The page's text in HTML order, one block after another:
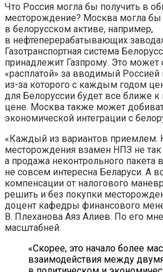
Что Россия могла бы получить в
месторождение? Москва могла
в белорусском активе, например,
в нефтеперерабатывающих
Газотранспортная система
принадлежит Газпрому. Это может
«расплатой» за вводимый
из-за которого с каждым годом
для Белоруссии будет все ближе
цене. Москва также может
экономической интеграции с
«Каждый из вариантов приемлем.
месторождения взамен НПЗ не так
а продажа неконтрольного пакета
не совсем интересна Беларуси. А
компенсации от налогового
решить и без покупки
доцент кафедры финансового
В. Плеханова Аяз Алиев. По его
масштабней.
«Скорее, это начало более
взаимодействия между